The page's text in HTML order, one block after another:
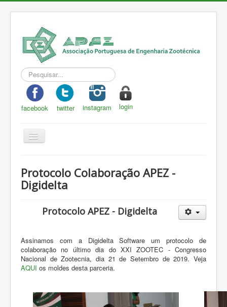
Pesquisar...
facebook twitter instagram login
Toggle
Navigation
A Zootecnia
Eventos
RPZ
Loja
Sócios
Protocolo Colaboração APEZ -
Digidelta
Protocolo APEZ - Digidelta
Assinamos com a Digidelta Software um protocolo de
colaboração no último dia do XXI ZOOTEC - Congresso
Nacional de Zootecnia, dia 21 de Setembro de 2019. Veja
AQUI os moldes desta parceria.